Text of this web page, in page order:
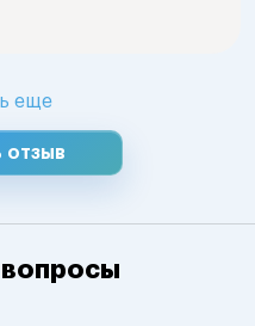
еще
отзыв